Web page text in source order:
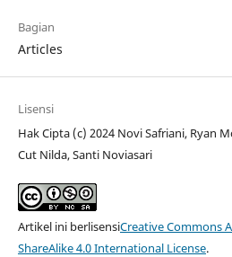
Bagian
Articles
Lisensi
Hak Cipta (c) 2024 Novi Safriani, Ryan
Cut Nilda, Santi Noviasari
Artikel ini berlisensiCreative Commons
ShareAlike 4.0 International License.